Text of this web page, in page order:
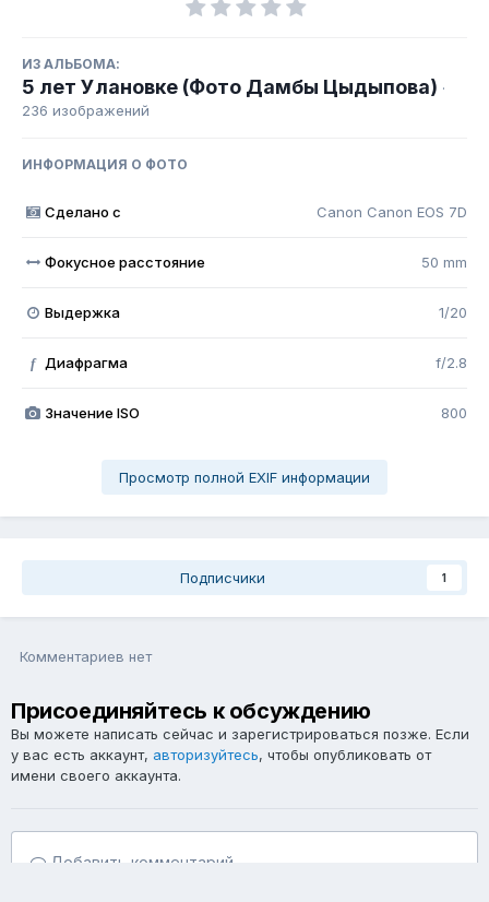
ИЗ АЛЬБОМА:
5 лет Улановке (Фото Дамбы Цыдыпова) ·
236 изображений
ИНФОРМАЦИЯ О ФОТО
Сделано с Canon Canon EOS 7D
Фокусное расстояние 50 mm
Выдержка 1/20
f Диафрагма f/2.8
Значение ISO 800
Просмотр полной EXIF информации
Подписчики 1
Комментариев нет
Присоединяйтесь к обсуждению
Вы можете написать сейчас и зарегистрироваться позже. Если
у вас есть аккаунт, авторизуйтесь, чтобы опубликовать от
имени своего аккаунта.
Добавить комментарий...